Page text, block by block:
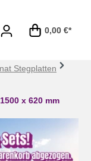
0,00 €*
Stegplatten
x 620 mm